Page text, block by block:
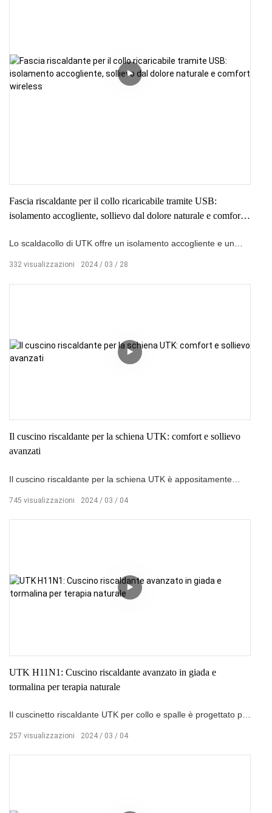
Fascia riscaldante per il collo ricaricabile tramite USB:
isolamento accogliente, sollievo dal dolore naturale e comfort
Lo scaldacollo di UTK offre un isolamento accogliente e un
personalizzato. Il suo design wireless offre libertà di
movimento, rendendolo ideale per ricevere calore e sollievo
2024 03 28
332 visualizzazioni
Il cuscino riscaldante per la schiena UTK: comfort e sollievo
avanzati
Il cuscino riscaldante per la schiena UTK è appositamente
tecnologia di riscaldamento avanzata, fornisce calore e
comfort alla schiena, aiutando ad alleviare il dolore e la
2024 03 04
745 visualizzazioni
UTK H11N1: Cuscino riscaldante avanzato in giada e
tormalina per terapia naturale
Il cuscinetto riscaldante UTK per collo e spalle è progettato per
riscaldamento avanzata, fornisce una cura calda unica al collo
e alle spalle, aiutando ad alleviare la tensione muscolare e il
2024 03 04
257 visualizzazioni